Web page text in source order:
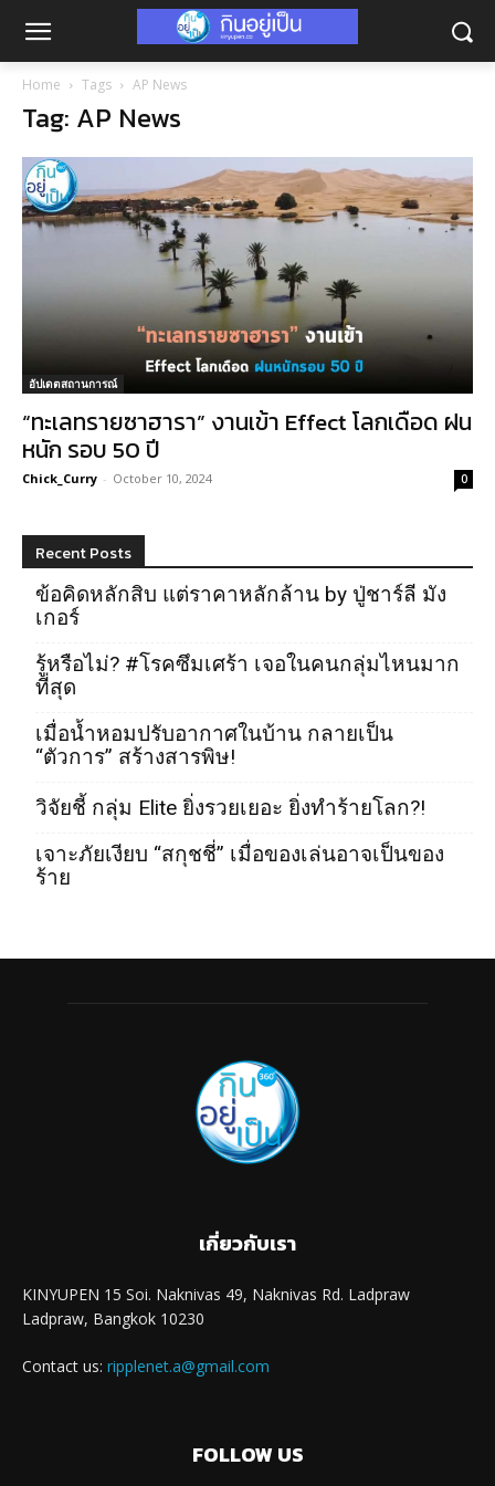
Home Tags AP News
Tag: AP News
อัปเดตสถานการณ์
“ทะเลทรายซาฮารา” งานเข้า Effect โลกเดือด ฝน
หนัก รอบ 50 ปี
Chick_Curry - October 10, 2024 0
Recent Posts
ข้อคิดหลักสิบ แต่ราคาหลักล้าน by ปู่ชาร์ลี มัง
เกอร์
รู้หรือไม่? #โรคซึมเศร้า เจอในคนกลุ่มไหนมาก
ที่สุด
เมื่อน้ำหอมปรับอากาศในบ้าน กลายเป็น
“ตัวการ” สร้างสารพิษ!
วิจัยชี้ กลุ่ม Elite ยิ่งรวยเยอะ ยิ่งทำร้ายโลก?!
เจาะภัยเงียบ “สกุชชี่” เมื่อของเล่นอาจเป็นของ
ร้าย
เกี่ยวกับเรา
KINYUPEN 15 Soi. Naknivas 49, Naknivas Rd. Ladpraw
Ladpraw, Bangkok 10230
Contact us: ripplenet.a@gmail.com
FOLLOW US